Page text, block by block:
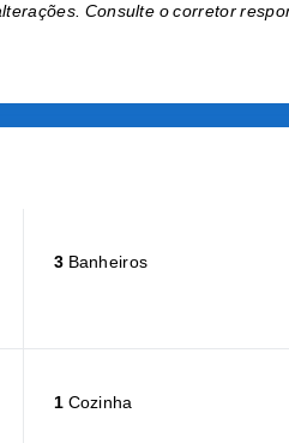
Consulte o corretor
3Banheiros
1Cozinha